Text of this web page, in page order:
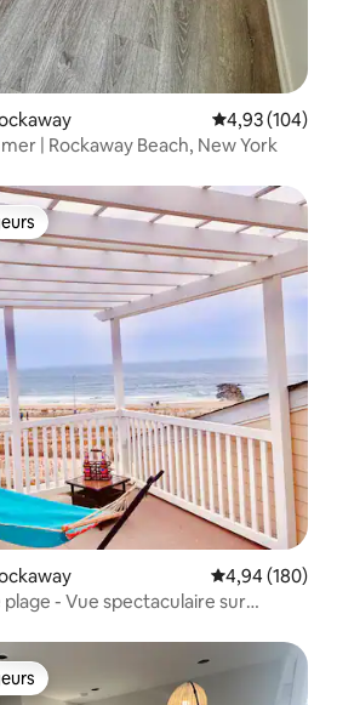
Évaluation
4,93 (104)
| Rockaway Beach, New York
Évaluation
4,94 (180)
- Vue spectaculaire sur